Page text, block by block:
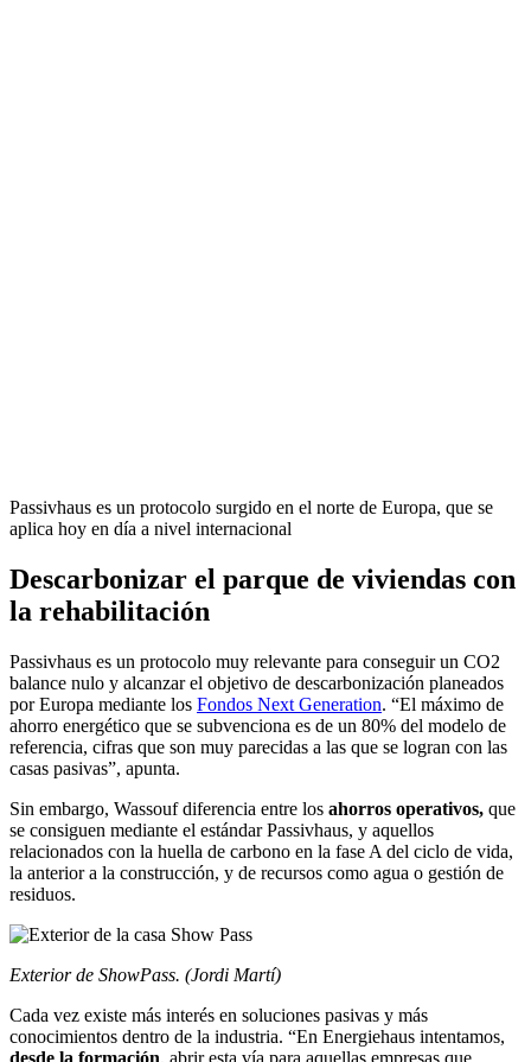
Passivhaus es un protocolo surgido en el norte de Europa, que se
aplica hoy en día a nivel internacional
Descarbonizar el parque de viviendas con
la rehabilitación
Passivhaus es un protocolo muy relevante para conseguir un CO2
balance nulo y alcanzar el objetivo de descarbonización planeados
por Europa mediante los Fondos Next Generation. “El máximo de
ahorro energético que se subvenciona es de un 80% del modelo de
referencia, cifras que son muy parecidas a las que se logran con las
casas pasivas”, apunta.
Sin embargo, Wassouf diferencia entre los ahorros operativos, que
se consiguen mediante el estándar Passivhaus, y aquellos
relacionados con la huella de carbono en la fase A del ciclo de vida,
la anterior a la construcción, y de recursos como agua o gestión de
residuos.
Exterior de ShowPass. (Jordi Martí)
Cada vez existe más interés en soluciones pasivas y más
conocimientos dentro de la industria. “En Energiehaus intentamos,